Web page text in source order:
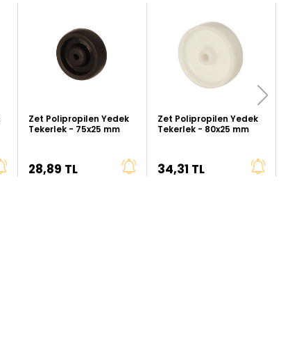
Zet Polipropilen Yedek
Tekerlek - 75x25 mm
28,89 TL
Zet Polipropilen Yedek
Tekerlek - 80x25 mm
34,31 TL